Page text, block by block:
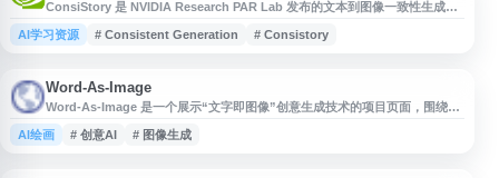
ConsiStory 是 NVIDIA Research PAR Lab 发布的文本到图像一致性生成研
究项目，聚焦在扩散模型中通过共享主体特征来生成多张风格与角色保持一致
的图像。该项目面向文本生成图像、角色一致性、故事板创作和多图像生成等
AI学习资源 # Consistent Generation # Consistory
Word-As-Image
Word-As-Image 是一个展示“文字即图像”创意生成技术的项目页面，围绕将
单词形态与图像语义结合的视觉表达方法展开。网站通常包含项目介绍、示例
效果、方法说明、论文或代码链接等内容，适合关注生成式设计、文字艺术、
AI绘画 # 创意AI # 图像生成